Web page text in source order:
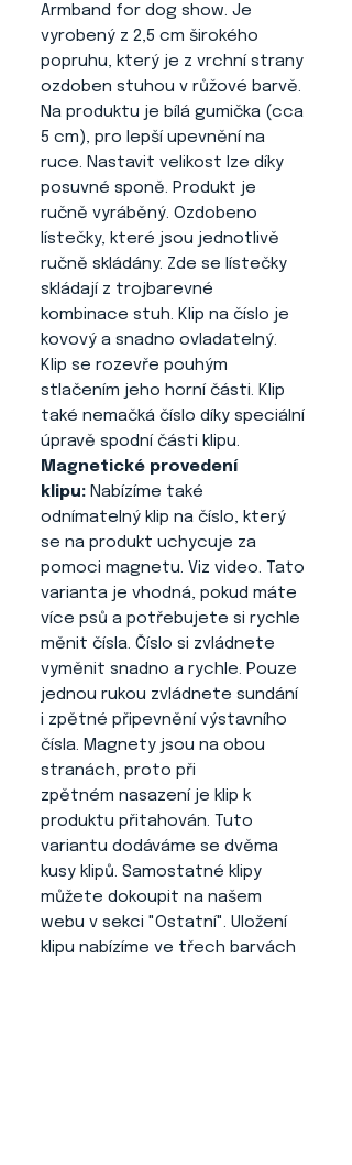
Armband for dog show. Je
vyrobený z 2,5 cm širokého
popruhu, který je z vrchní strany
ozdoben stuhou v růžové barvě.
Na produktu je bílá gumička (cca
5 cm), pro lepší upevnění na
ruce. Nastavit velikost lze díky
posuvné sponě. Produkt je
ručně vyráběný. Ozdobeno
lístečky, které jsou jednotlivě
ručně skládány. Zde se lístečky
skládají z trojbarevné
kombinace stuh. Klip na číslo je
kovový a snadno ovladatelný.
Klip se rozevře pouhým
stlačením jeho horní části. Klip
také nemačká číslo díky speciální
úpravě spodní části klipu.
Magnetické provedení
klipu: Nabízíme také
odnímatelný klip na číslo, který
se na produkt uchycuje za
pomoci magnetu. Viz video. Tato
varianta je vhodná, pokud máte
více psů a potřebujete si rychle
měnit čísla. Číslo si zvládnete
vyměnit snadno a rychle. Pouze
jednou rukou zvládnete sundání
i zpětné připevnění výstavního
čísla. Magnety jsou na obou
stranách, proto při
zpětném nasazení je klip k
produktu přitahován. Tuto
variantu dodáváme se dvěma
kusy klipů. Samostatné klipy
můžete dokoupit na našem
webu v sekci "Ostatní". Uložení
klipu nabízíme ve třech barvách